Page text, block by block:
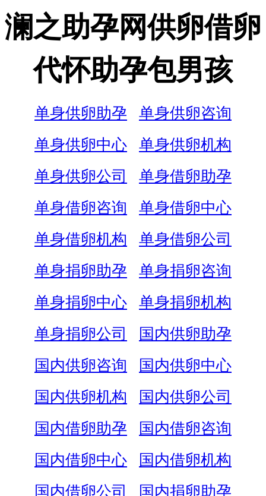
澜之助孕网供卵借卵
代怀助孕包男孩
单身供卵助孕
单身供卵咨询
单身供卵中心
单身供卵机构
单身供卵公司
单身借卵助孕
单身借卵咨询
单身借卵中心
单身借卵机构
单身借卵公司
单身捐卵助孕
单身捐卵咨询
单身捐卵中心
单身捐卵机构
单身捐卵公司
国内供卵助孕
国内供卵咨询
国内供卵中心
国内供卵机构
国内供卵公司
国内借卵助孕
国内借卵咨询
国内借卵中心
国内借卵机构
国内借卵公司
国内捐卵助孕